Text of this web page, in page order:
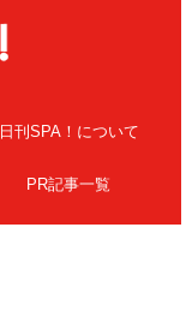
日刊SPA！について
PR記事一覧